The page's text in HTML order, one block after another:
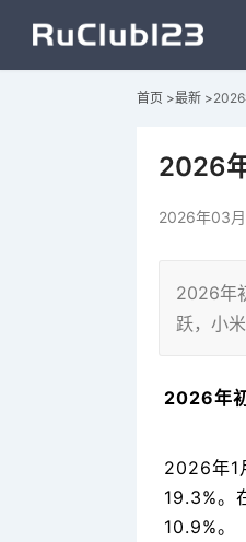
首页 >最新 >
2026
2026年03
2026年
跃，小
2026年
2026年1
19.3%。
10.9%。